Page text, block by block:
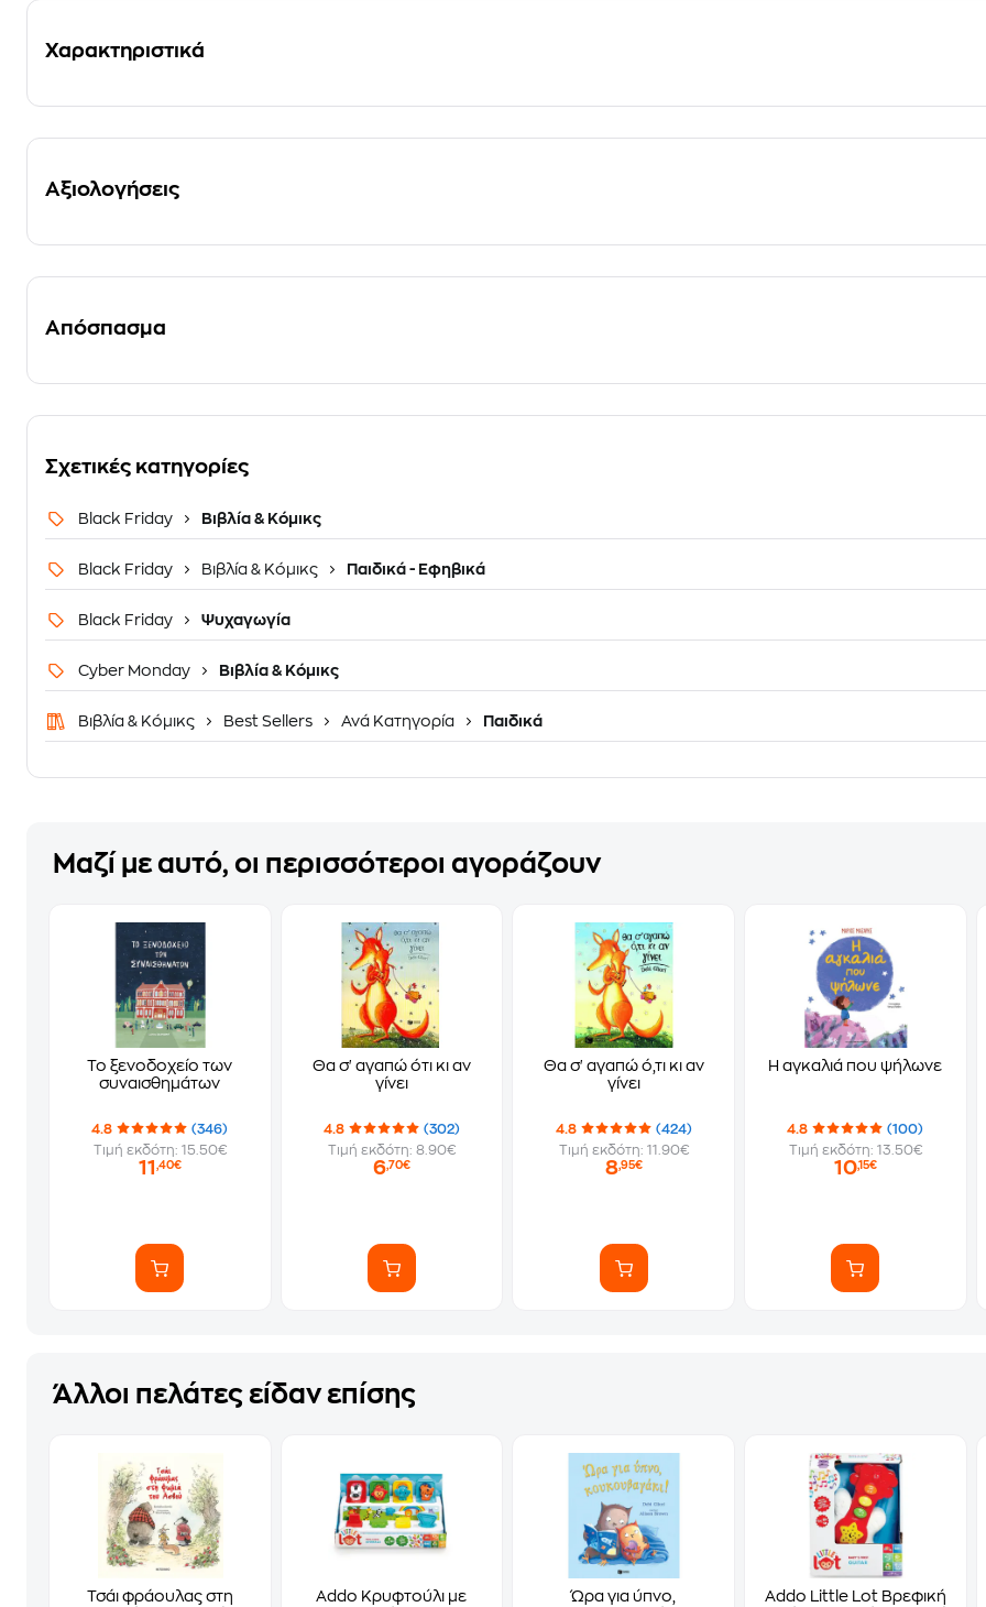
Χαρακτηριστικά
Αξιολογήσεις
Απόσπασμα
Σχετικές κατηγορίες
Black Friday Βιβλία & Κόμικς
Black Friday Βιβλία & Κόμικς Παιδικά - Εφηβικά
Black Friday Ψυχαγωγία
Cyber Monday Βιβλία & Κόμικς
Βιβλία & Κόμικς Best Sellers Ανά Κατηγορία Παιδικά
Μαζί με αυτό, οι περισσότεροι αγοράζουν
Το ξενοδοχείο των
συναισθημάτων
4.8
(346)
Τιμή εκδότη: 15.50€
11 ,40€
Θα σ' αγαπώ ότι κι αν
γίνει
4.8
(302)
Τιμή εκδότη: 8.90€
6,70€
Θα σ' αγαπώ ό,τι κι αν
γίνει
4.8
(424)
Τιμή εκδότη: 11.90€
8,95€
Η αγκαλιά που ψήλωνε
4.8
(100)
Τιμή εκδότη: 13.50€
10,15€
Άλλοι πελάτες είδαν επίσης
Τσάι φράουλας στη
Addo Κρυφτούλι με
Ώρα για ύπνο,
Addo Little Lot Βρεφική